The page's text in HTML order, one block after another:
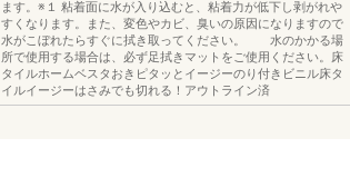
ます。※１ 粘着面に水が入り込むと、粘着力が低下し剥がれや
すくなります。また、変色やカビ、臭いの原因になりますので
水がこぼれたらすぐに拭き取ってください。 水のかかる場
所で使用する場合は、必ず足拭きマットをご使用ください。床
タイルホームベスタおきピタッとイージーのり付きビニル床タ
イルイージーはさみでも切れる！アウトライン済